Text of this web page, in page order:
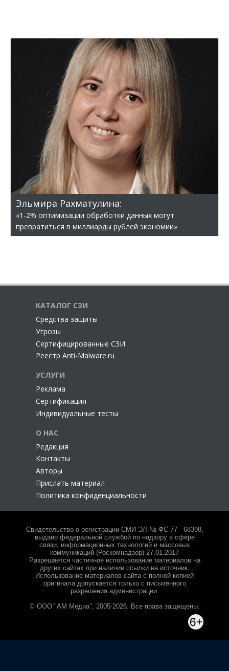
Эльмира Рахматулина:
«1-2% оптимизации обработки данных могут
превратиться в миллиарды рублей экономии»
КАТАЛОГ СЗИ
Cредства защиты
Угрозы
Сертифицированные СЗИ
Реестр Anti-Malware.ru
УСЛУГИ
Реклама
Сертификация
Индивидуальные тесты
О НАС
Редакция
Контакты
Авторы
Прислать материал
Политика конфиденциальности
Свидетельство о регистрации СМИ ЭЛ № ФС 77 - 68398,
выдано федеральной службой по надзору в сфере
связи, информационных технологий и массовых
коммуникаций (Роскомнадзор) 27.01.2017
Разрешается частичное использование материалов на
других сайтах при наличии ссылки на источник.
Использование материалов сайта с полной копией
оригинала допускается только с письменного
разрешения администрации.
© ООО "АМ Медиа", 2005-2026. Все права защищены.